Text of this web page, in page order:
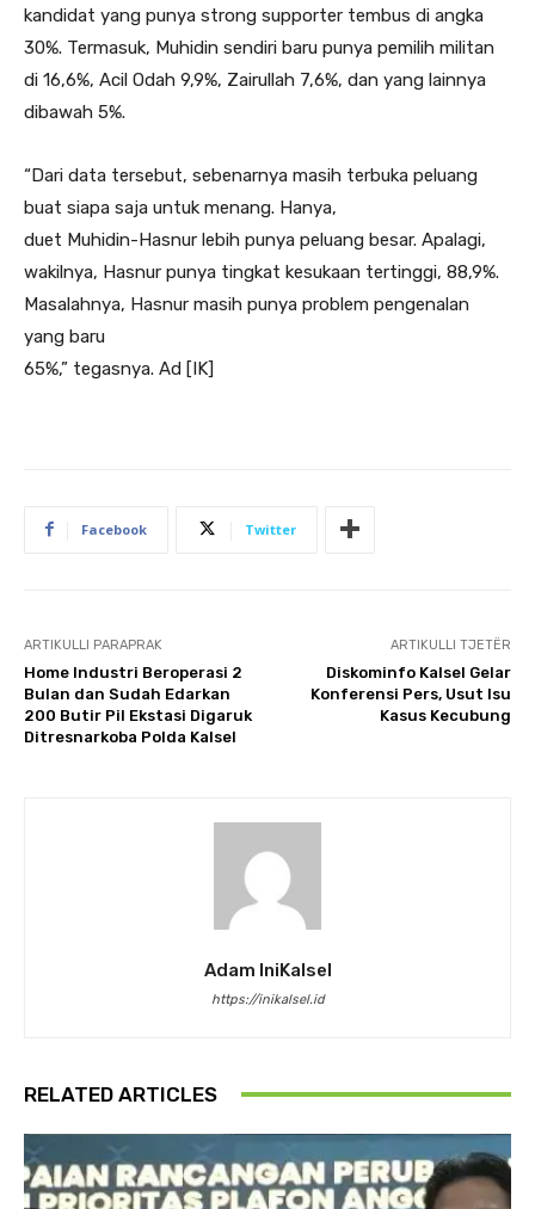
kandidat yang punya strong supporter tembus di angka
30%. Termasuk, Muhidin sendiri baru punya pemilih militan
di 16,6%, Acil Odah 9,9%, Zairullah 7,6%, dan yang lainnya
dibawah 5%.
“Dari data tersebut, sebenarnya masih terbuka peluang
buat siapa saja untuk menang. Hanya,
duet Muhidin-Hasnur lebih punya peluang besar. Apalagi,
wakilnya, Hasnur punya tingkat kesukaan tertinggi, 88,9%.
Masalahnya, Hasnur masih punya problem pengenalan
yang baru
65%,” tegasnya. Ad [IK]
Facebook Twitter
ARTIKULLI PARAPRAK
Home Industri Beroperasi 2
Bulan dan Sudah Edarkan
200 Butir Pil Ekstasi Digaruk
Ditresnarkoba Polda Kalsel
ARTIKULLI TJETËR
Diskominfo Kalsel Gelar
Konferensi Pers, Usut Isu
Kasus Kecubung
Adam IniKalsel
https://inikalsel.id
RELATED ARTICLES